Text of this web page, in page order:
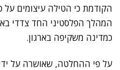
הקודמת כי הטילה עיצומים
המהלך הפלסטיני החד צדדי
כמדינה משקיפה בארגון.
על פי ההחלטה, שאושרה על